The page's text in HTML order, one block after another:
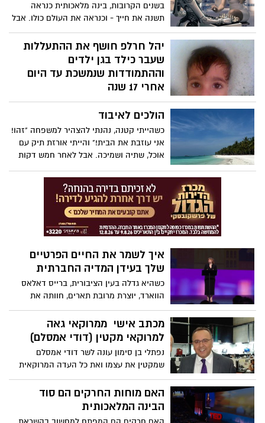
באותם אלמנטים בחינוך המסורתי כדי לתת
מענה לסגנונות למידה שונים ולערב תלמידים
ברחבי העולם, הן באופן אישי והן באינטרנט.
בשנים הקרובות, בינה מלאכותית כנראה
תשנה את חייך - וכנראה את העולם כולו. אבל
אנשים מתקשים להסכים בדיוק איך AI ישפיע
על החברה שלנו. האם נוכל לבנות מערכות
בינה מלאכותית שיעזרו לנו לתקן את העולם?
או שנגזר עלינו לחוות השתלטות רובוטית?
חקור את המגבלות של בינה מלאכותית ואת
האפשרות ליצור טכנולוגיה תואמת אדם. בימוי
כריסטוף סארו, AIM Creative Studios,
קריינות על ידי ג'ורג' זיידן וסטיוארט ראסל,
מוזיקה מאת אנדרה איירס.
יהל חרלפ חושף את ההתעללות
שעבר כילד בגן ילדים
וההתמודדות שנמשכת עד היום
אחרי 17 שנה
יהל חרלפ לא הצליח להשאר אדיש לפרשות
שמתפרסמות בחודשים האחרונים שמדווחות
שוב ושוב על מסכת התעללות גננות וסייעות
בחסרי ישע בגני הילדים. כעת הוא שובר
שתיקה וחושף בפוסט מטלטל שלא משאיר
ההתמודדות שנמשכת כבר 17 שנה ...
הולכים לאיבוד
כשהייתי קטנה, נהנתי להצהיר למשפחה "זהו!
אני עוזבת את הבית!" והייתי אורזת תיק עם
אוכל, שתיה ושמיכה. אבל לאחר חמש דקות
איך לשמר את החיים הפרטיים
שלך בעידן המדיה החברתית
כשהיא גדלה בעין הציבורית, ברייס דאלאס
הווארד, יוצרת מרובת תארים, חוותה את
הלחץ המוכר לחלוק את חייה עם העולם
ברשתות החברתיות. אבל בהדרכתה האיתנה
של אמה, הווארד למדה להציב גבולות אישיים
ולהתענג על היופי של רגעים פרטיים. בשיחה
אישית זו היא נעזרת בשלושה דורות של
חוכמה משפחתית כדי להזכיר לנו ש"חיים
פרטיים הופכים לחיים ציבוריים ששווה לחיות
אותם".
מכתב אישי ממרוקאי גאה
למרוקאי מקטין (דודי אמסלם)
נפתלי בן סימון עונה לשר דודי אמסלם
שמקטין את עצמו ואת כל העדה המרוקאית
יחד איתו - "בשורה התחתונה אנחנו 9 אחים,
ארבעה בוגרי אוניברסיטאות והשאר הצליחו
בחיים כל אחד בתחומו - שום מילה על קיפוח,
האם מוחות החרקים הם סוד
הבינה המלאכותית